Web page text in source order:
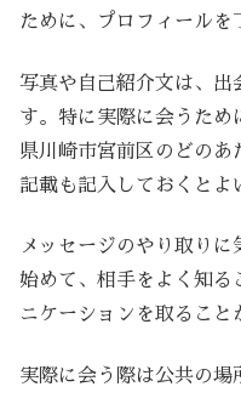
ために、プロフィールを
写真や自己紹介文は、出
す。特に実際に会うため
県川崎市宮前区のどの
記載も記入しておくとよ
メッセージのやり取り
始めて、相手をよく知る
ニケーションを取ること
実際に会う際は公共の場